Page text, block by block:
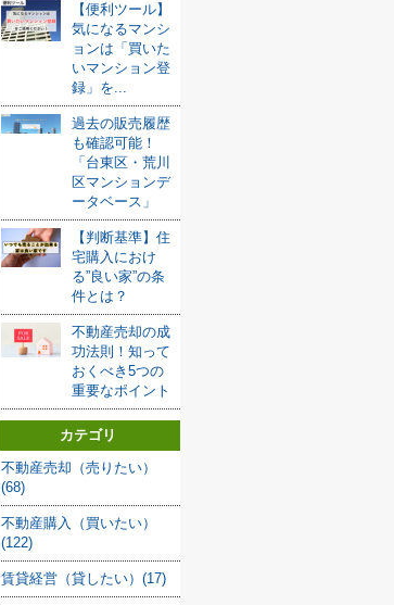
【便利ツール】
気になるマンシ
ョンは「買いた
いマンション登
録」を...
過去の販売履歴
も確認可能！
「台東区・荒川
区マンションデ
ータベース」
【判断基準】住
宅購入におけ
る”良い家”の条
件とは？
不動産売却の成
功法則！知って
おくべき5つの
重要なポイント
カテゴリ
不動産売却（売りたい）
(68)
不動産購入（買いたい）
(122)
賃貸経営（貸したい）(17)